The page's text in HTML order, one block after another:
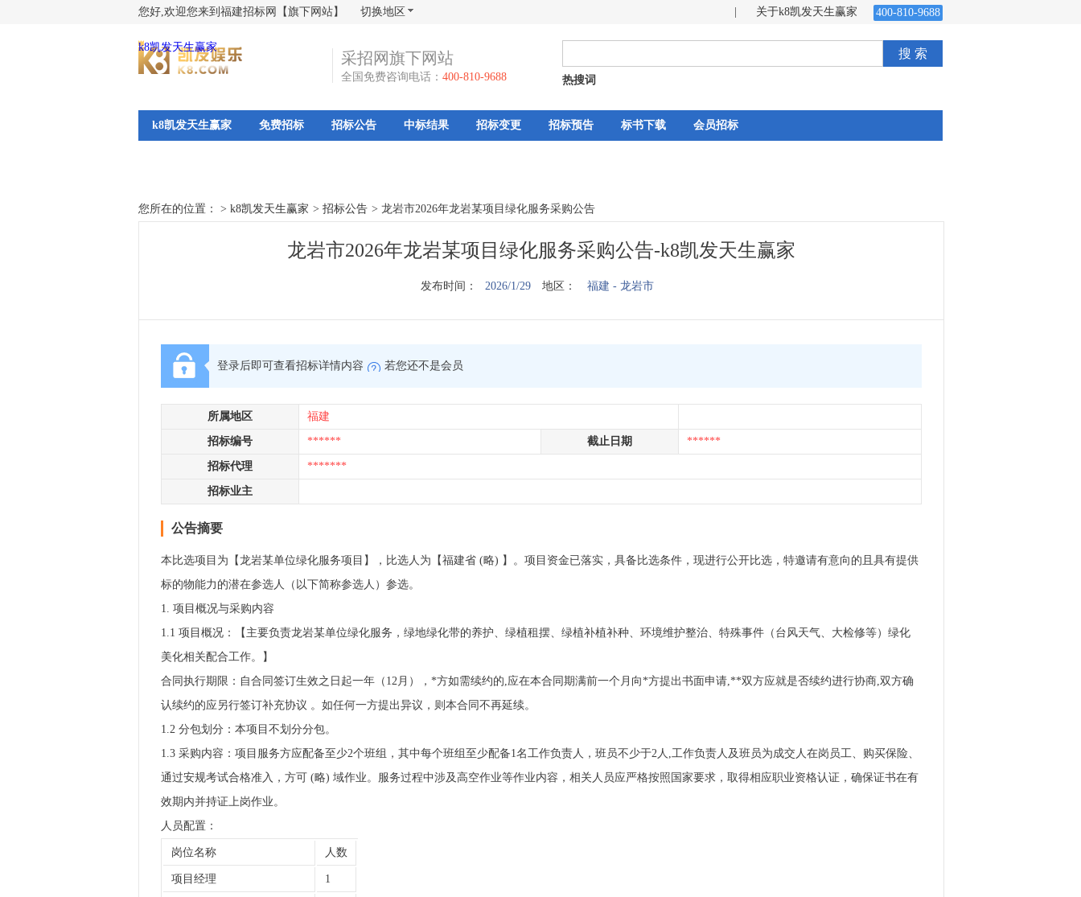
您好,欢迎您来到福建招标网【旗下网站】 切换地区 关于k8凯发天生赢家 400-810-9688
k8凯发天生赢家
采招网旗下网站
全国免费咨询电话： 400-810-9688
搜 索
热搜词
k8凯发天生赢家 免费招标 招标公告 中标结果 招标变更 招标预告 标书下载 会员招标
您所在的位置： > k8凯发天生赢家 > 招标公告 > 龙岩市2026年龙岩某项目绿化服务采购公告
龙岩市2026年龙岩某项目绿化服务采购公告-k8凯发天生赢家
发布时间： 2026/1/29 地区： 福建 - 龙岩市
登录后即可查看招标详情内容 若您还不是会员
所属地区 福建
招标编号 ****** 截止日期 ******
招标代理 *******
招标业主
公告摘要
本比选项目为【龙岩某单位绿化服务项目】，比选人为【福建省 (略) 】。项目资金已落实，具备比选条件，现进行公开比选，特邀请有意向的且具有提供
标的物能力的潜在参选人（以下简称参选人）参选。
1. 项目概况与采购内容
1.1 项目概况：【主要负责龙岩某单位绿化服务，绿地绿化带的养护、绿植租摆、绿植补植补种、环境维护整治、特殊事件（台风天气、大检修等）绿化
美化相关配合工作。】
合同执行期限：自合同签订生效之日起一年（12月），*方如需续约的,应在本合同期满前一个月向*方提出书面申请,**双方应就是否续约进行协商,双方确
认续约的应另行签订补充协议 。如任何一方提出异议，则本合同不再延续。
1.2 分包划分：本项目不划分分包。
1.3 采购内容：项目服务方应配备至少2个班组，其中每个班组至少配备1名工作负责人，班员不少于2人,工作负责人及班员为成交人在岗员工、购买保险、
通过安规考试合格准入，方可 (略) 域作业。服务过程中涉及高空作业等作业内容，相关人员应严格按照国家要求，取得相应职业资格认证，确保证书在有
效期内并持证上岗作业。
人员配置：
岗位名称 人数
项目经理 1